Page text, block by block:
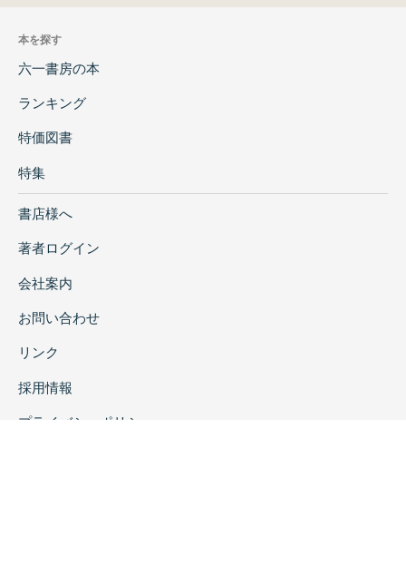
本を探す
六一書房の本
ランキング
特価図書
特集
書店様へ
著者ログイン
会社案内
お問い合わせ
リンク
採用情報
プライバシーポリシー